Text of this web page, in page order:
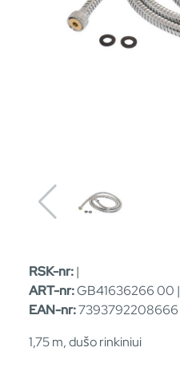
RSK-nr:|
ART-nr:GB41636266 00 |
EAN-nr:7393792208666
1,75 m, dušo rinkiniui